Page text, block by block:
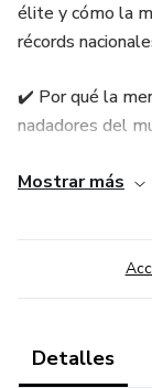
élite y cómo la
récords
✔️ Por qué la
nadadores del
✔️ Las 5 razones
✔️ 5 estrategias
próximos 3
¿Quién es la
Mostrar más
Detalles